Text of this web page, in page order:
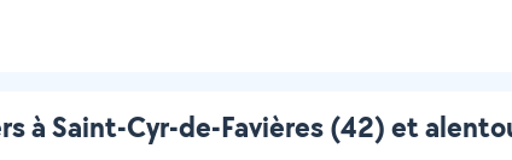
à Saint-Cyr-de-Favières (42) et